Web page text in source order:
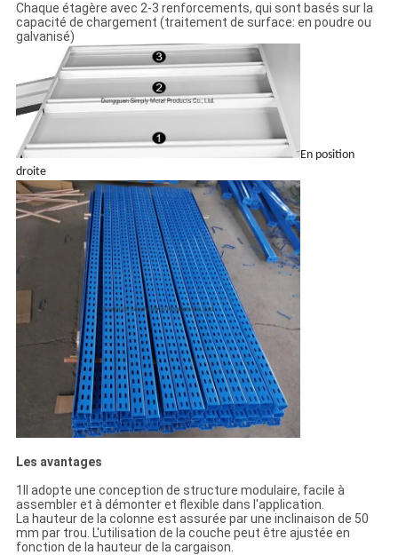
Chaque étagère avec 2-3 renforcements, qui sont basés sur la
capacité de chargement (traitement de surface: en poudre ou
galvanisé)
En position
droite
Les avantages
1Il adopte une conception de structure modulaire, facile à
assembler et à démonter et flexible dans l'application.
La hauteur de la colonne est assurée par une inclinaison de 50
mm par trou. L'utilisation de la couche peut être ajustée en
fonction de la hauteur de la cargaison.